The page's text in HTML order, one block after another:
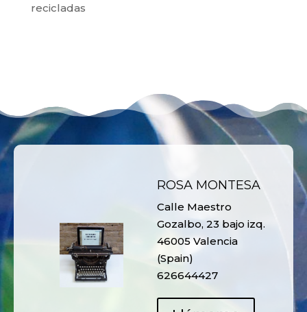
recicladas
ROSA MONTESA
Calle Maestro
Gozalbo, 23 bajo izq.
46005 Valencia
(Spain)
626644427